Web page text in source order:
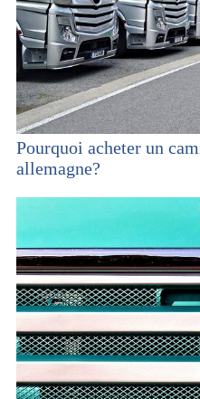
Pourquoi acheter un
allemagne?